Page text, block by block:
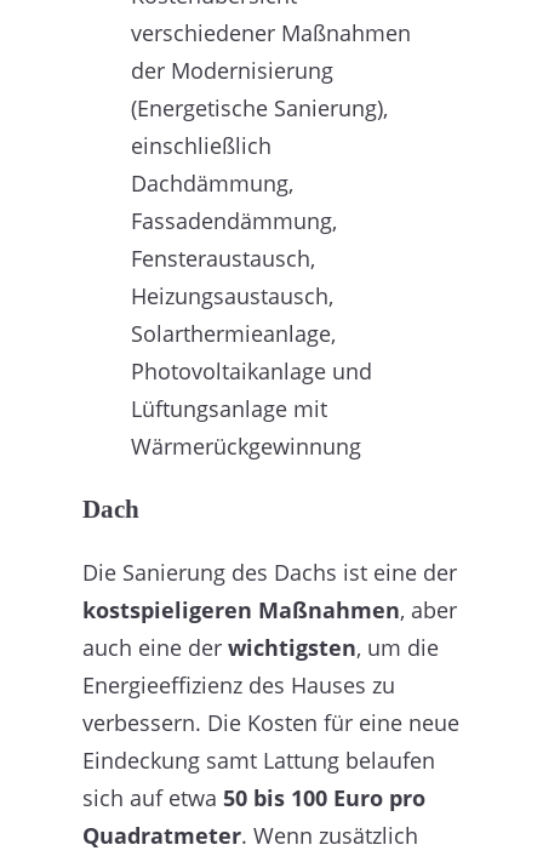
Dach
Die Sanierung des Dachs ist eine der
kostspieligeren Maßnahmen, aber
auch eine der wichtigsten, um die
Energieeffizienz des Hauses zu
verbessern. Die Kosten für eine neue
Eindeckung samt Lattung belaufen
sich auf etwa 50 bis 100 Euro pro
Quadratmeter. Wenn zusätzlich